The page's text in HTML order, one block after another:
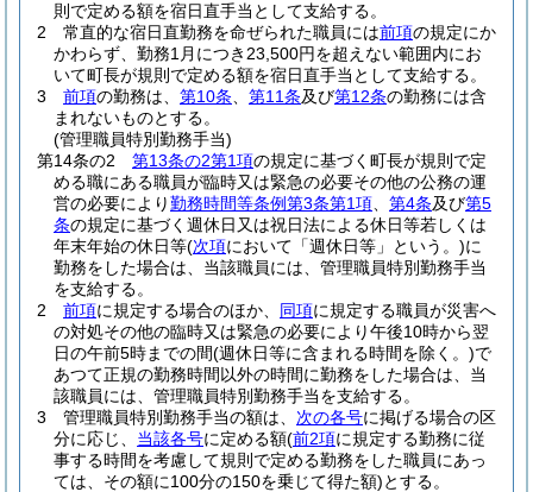
則で定める額を宿日直手当として支給する。
2
常直的な宿日直勤務を命ぜられた職員には前項の規定にか
かわらず、勤務1月につき23,500円を超えない範囲内にお
いて町長が規則で定める額を宿日直手当として支給する。
3
前項の勤務は、 第10条 第11条及び第12条の勤務には含
まれないものとする。
(管理職員特別勤務手当)
第14条の2
第13条の2第1項の規定に基づく町長が規則で定
める職にある職員が臨時又は緊急の必要その他の公務の運
営の必要により勤務時間等条例第3条第1項 第4条及び第5
条の規定に基づく週休日又は祝日法による休日等若しくは
年末年始の休日等(次項において「週休日等」という。)に
勤務をした場合は、当該職員には、管理職員特別勤務手当
を支給する。
2
前項に規定する場合のほか、 同項に規定する職員が災害へ
の対処その他の臨時又は緊急の必要により午後10時から翌
日の午前5時までの間(週休日等に含まれる時間を除く。)で
あつて正規の勤務時間以外の時間に勤務をした場合は、当
該職員には、管理職員特別勤務手当を支給する。
3
管理職員特別勤務手当の額は、 次の各号に掲げる場合の区
分に応じ、 当該各号に定める額(前2項に規定する勤務に従
事する時間を考慮して規則で定める勤務をした職員にあっ
ては、その額に100分の150を乗じて得た額)とする。